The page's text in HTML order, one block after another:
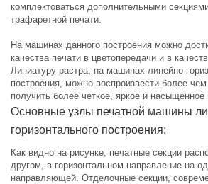
комплектоваться дополнительными
трафаретной печати.
На машинах данного построения можно
качества печати в цветопередачи и в
Линиатуру растра, на машинах линейно-
построения, можно воспроизвести более
получить более четкое, яркое и насыщенное
Основные узлы печатной машины
горизонтального построения:
Как видно на рисунке, печатные секции
другом, в горизонтальном направление на
направляющей. Отделочные секции,